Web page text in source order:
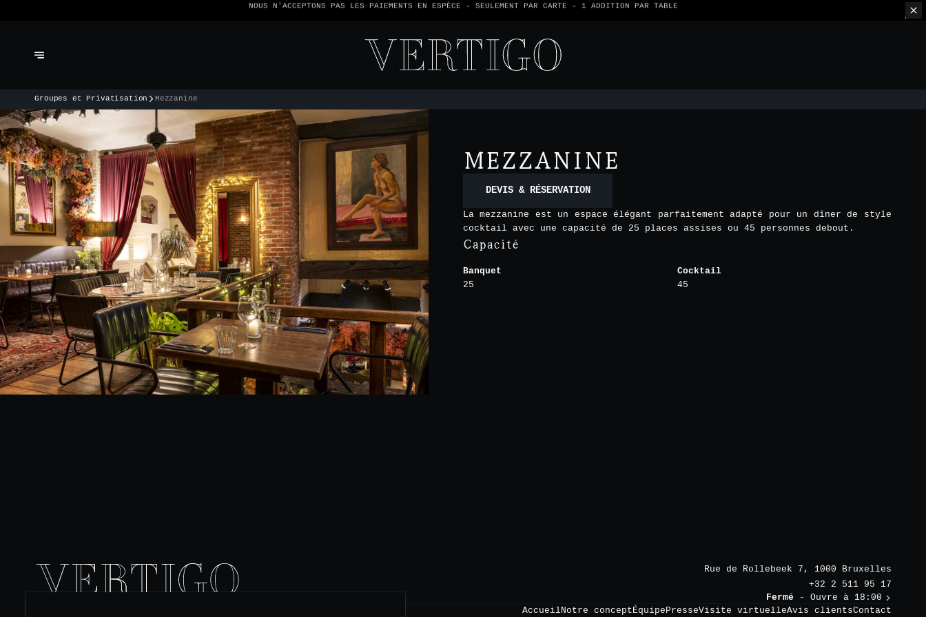
NOUS N'ACCEPTONS PAS LES PAIEMENTS EN ESPÈCE - SEULEMENT PAR CARTE - 1 ADDITION PAR TABLE
Groupes et Privatisation Mezzanine
MEZZANINE
DEVIS & RÉSERVATION
La mezzanine est un espace élégant parfaitement adapté pour un dîner de style
cocktail avec une capacité de 25 places assises ou 45 personnes debout.
Capacité
Banquet
25
Cocktail
45
Rue de Rollebeek 7, 1000 Bruxelles
+32 2 511 95 17
Fermé - Ouvre à 18:00
Accueil Notre concept Équipe PresseVisite virtuelleAvis clientsContact